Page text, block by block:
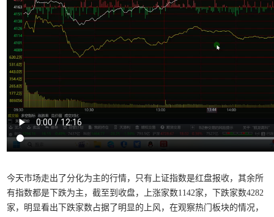
今天市场走出了分化为主的行情，只有上证指数是红盘报收，其余所
有指数都是下跌为主，截至到收盘，上涨家数1142家，下跌家数4282
家，明显看出下跌家数占据了明显的上风，在观察热门板块的情况，